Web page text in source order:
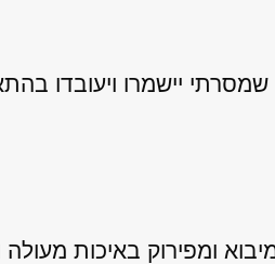
ויעובדו בהתאם לחוק הגנת
ומפירוק באיכות מעולה